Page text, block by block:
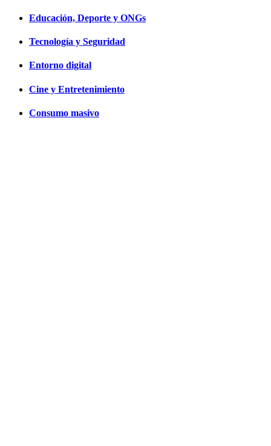
Educación, Deporte y ONGs
Tecnología y Seguridad
Entorno digital
Cine y Entretenimiento
Consumo masivo